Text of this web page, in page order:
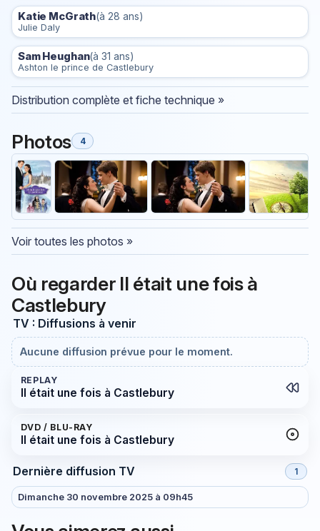
Katie McGrath(à 28 ans)
Julie Daly
Sam Heughan(à 31 ans)
Ashton le prince de Castlebury
Distribution complète et fiche technique »
Photos 4
Voir toutes les photos »
Où regarder Il était une fois à
Castlebury
TV : Diffusions à venir
Aucune diffusion prévue pour le moment.
REPLAY
Il était une fois à Castlebury
DVD / BLU-RAY
Il était une fois à Castlebury
Dernière diffusion TV 1
Dimanche 30 novembre 2025 à 09h45